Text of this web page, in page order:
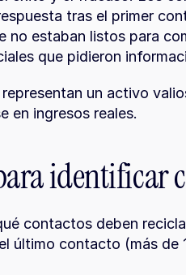
tras el primer
no estaban listos para
que pidieron
un activo
en ingresos reales.
identificar
contactos deben
último contacto (más de